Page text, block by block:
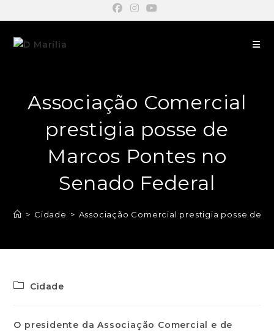
Associação Comercial
prestigia posse de
Marcos Pontes no
Senado Federal
> Cidade > Associação Comercial prestigia posse de
Cidade
O presidente da Associação Comercial e de